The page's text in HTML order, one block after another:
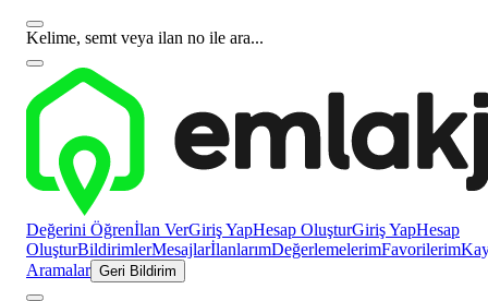
Kelime, semt veya ilan no ile ara...
Değerini Öğrenİlan VerGiriş YapHesap OluşturGiriş YapHesap
OluşturBildirimlerMesajlarİlanlarımDeğerlemelerimFavorilerim
Aramalar Geri Bildirim